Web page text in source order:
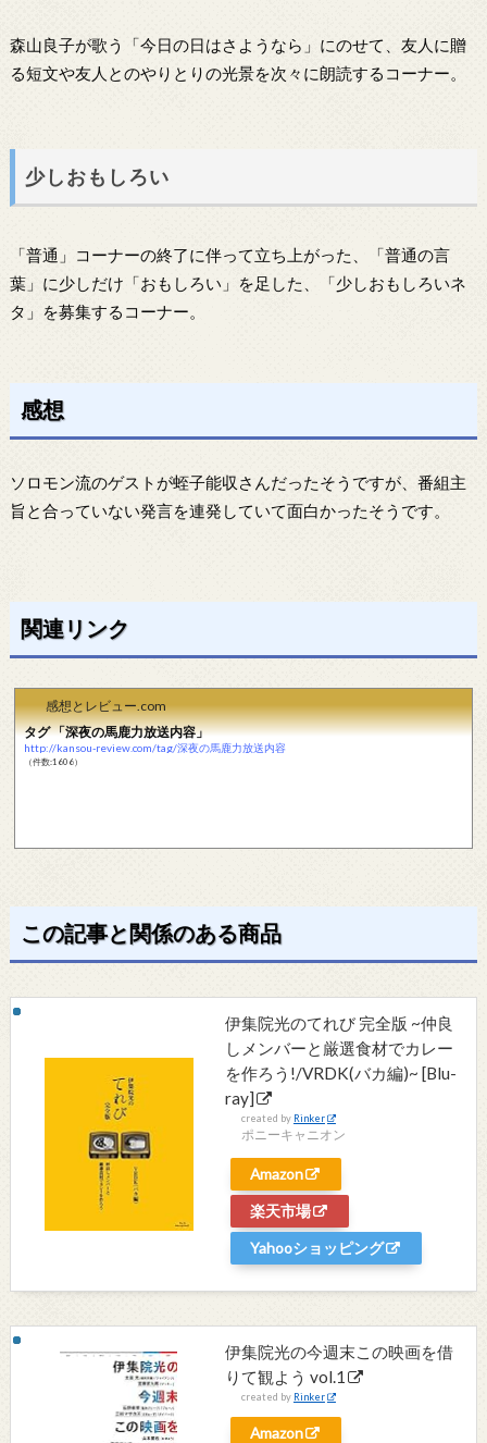
森山良子が歌う「今日の日はさようなら」にのせて、友人に贈
る短文や友人とのやりとりの光景を次々に朗読するコーナー。
少しおもしろい
「普通」コーナーの終了に伴って立ち上がった、「普通の言
葉」に少しだけ「おもしろい」を足した、「少しおもしろいネ
タ」を募集するコーナー。
感想
ソロモン流のゲストが蛭子能収さんだったそうですが、番組主
旨と合っていない発言を連発していて面白かったそうです。
関連リンク
感想とレビュー.com
タグ 「深夜の馬鹿力放送内容」
http://kansou-review.com/tag/深夜の馬鹿力放送内容
（件数:1606）
この記事と関係のある商品
伊集院光のてれび 完全版 ~仲良
しメンバーと厳選食材でカレー
を作ろう!/VRDK(バカ編)~ [Blu-
ray]
created by Rinker
ポニーキャニオン
Amazon
楽天市場
Yahooショッピング
伊集院光の今週末この映画を借
りて観よう vol.1
created by Rinker
Amazon